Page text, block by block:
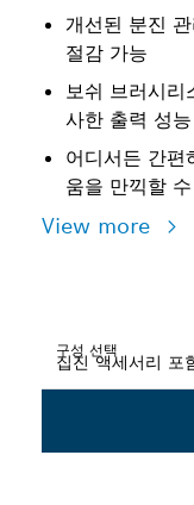
개선된 분진
절감 가능
보쉬 브러시리
사한 출력 성
어디서든 간편
움을 만끽할
View more
구성 선택